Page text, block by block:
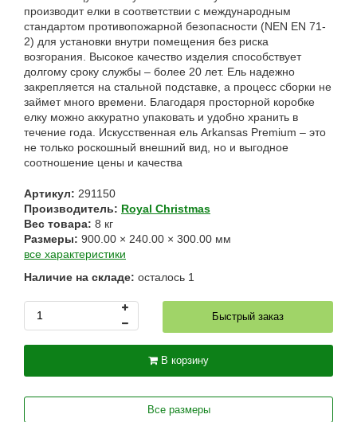
производит елки в соответствии с международным
стандартом противопожарной безопасности (NEN EN 71-
2) для установки внутри помещения без риска
возгорания. Высокое качество изделия способствует
долгому сроку службы – более 20 лет. Ель надежно
закрепляется на стальной подставке, а процесс сборки не
займет много времени. Благодаря просторной коробке
елку можно аккуратно упаковать и удобно хранить в
течение года. Искусственная ель Arkansas Premium – это
не только роскошный внешний вид, но и выгодное
соотношение цены и качества
Артикул: 291150
Производитель: Royal Christmas
Вес товара: 8 кг
Размеры: 900.00 × 240.00 × 300.00 мм
все характеристики
Наличие на складе: осталось 1
Быстрый заказ
В корзину
Все размеры